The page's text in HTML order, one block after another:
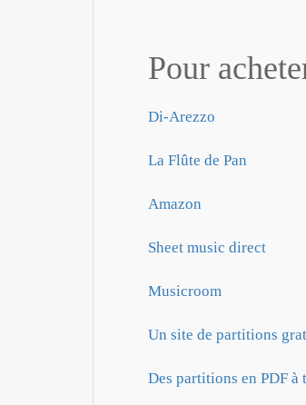
Pour
Di-Arezzo
La Flûte de Pan
Amazon
Sheet music direct
Musicroom
Un site de partitions
Des partitions en PDF à